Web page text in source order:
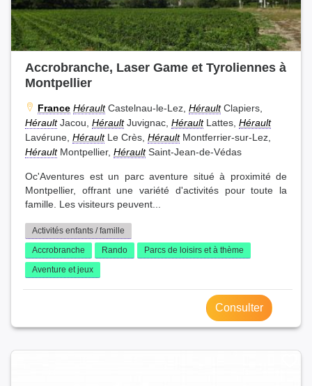
Accrobranche, Laser Game et Tyroliennes à
Montpellier
France HéraultCastelnau-le-Lez, HéraultClapiers,
HéraultJacou, HéraultJuvignac, HéraultLattes, Hérault
Lavérune, HéraultLe Crès, HéraultMontferrier-sur-Lez,
HéraultMontpellier, HéraultSaint-Jean-de-Védas
Oc'Aventures est un parc aventure situé à proximité de
Montpellier, offrant une variété d'activités pour toute la
famille. Les visiteurs peuvent...
Activités enfants / famille
Accrobranche
Rando
Parcs de loisirs et à thème
Aventure et jeux
Consulter